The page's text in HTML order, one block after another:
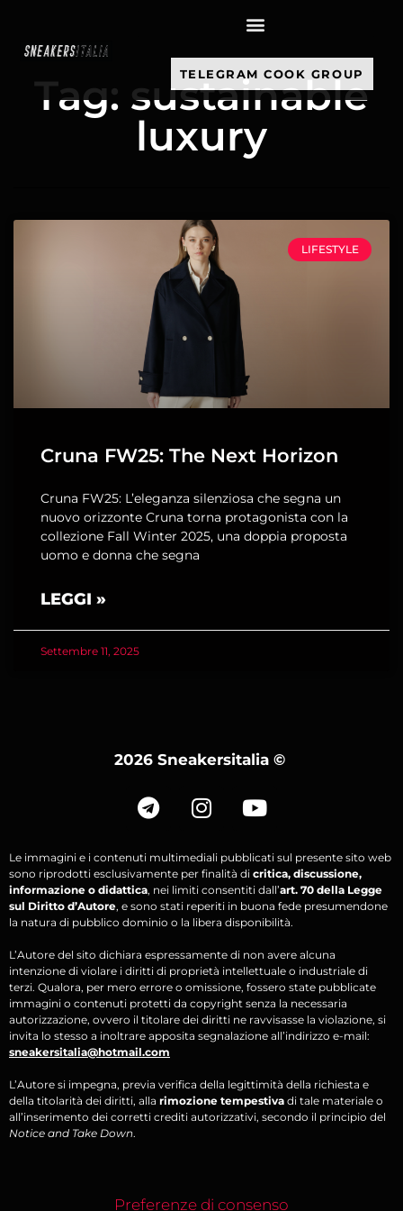
TELEGRAM COOK GROUP
Tag: sustainable
luxury
LIFESTYLE
Cruna FW25: The Next Horizon
Cruna FW25: L’eleganza silenziosa che segna un
nuovo orizzonte Cruna torna protagonista con la
collezione Fall Winter 2025, una doppia proposta
uomo e donna che segna
LEGGI »
Settembre 11, 2025
2026 Sneakersitalia ©
Le immagini e i contenuti multimediali pubblicati sul presente sito web
sono riprodotti esclusivamente per finalità di critica, discussione,
informazione o didattica, nei limiti consentiti dall’art. 70 della Legge
sul Diritto d’Autore, e sono stati reperiti in buona fede presumendone
la natura di pubblico dominio o la libera disponibilità.
L’Autore del sito dichiara espressamente di non avere alcuna
intenzione di violare i diritti di proprietà intellettuale o industriale di
terzi. Qualora, per mero errore o omissione, fossero state pubblicate
immagini o contenuti protetti da copyright senza la necessaria
autorizzazione, ovvero il titolare dei diritti ne ravvisasse la violazione, si
invita lo stesso a inoltrare apposita segnalazione all’indirizzo e-mail:
sneakersitalia@hotmail.com
L’Autore si impegna, previa verifica della legittimità della richiesta e
della titolarità dei diritti, alla rimozione tempestiva di tale materiale o
all’inserimento dei corretti crediti autorizzativi, secondo il principio del
Notice and Take Down.
Preferenze di consenso